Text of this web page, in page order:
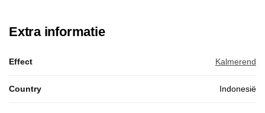
Extra informatie
Effect Kalmerend
Country Indonesië